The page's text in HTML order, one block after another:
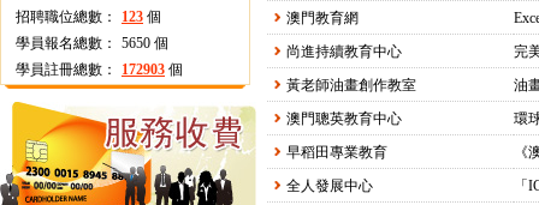
招聘職位總數：
123 個
學員報名總數：
5650 個
學員註冊總數：
172903 個
澳門教育網
尚進持續教育中心
完
黃老師油畫創作教室
油
澳門聰英教育中心
早稻田專業教育
《
全人發展中心